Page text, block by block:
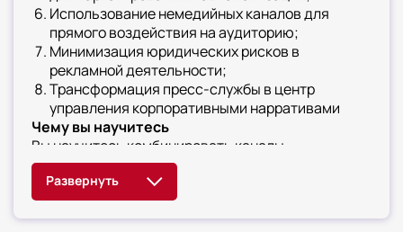
Использование немедийных каналов для
прямого воздействия на аудиторию;
Минимизация юридических рисков в
рекламной деятельности;
Трансформация пресс-службы в центр
управления корпоративными нарративами
Чему вы научитесь
Вы научитесь комбинировать каналы
коммуникации для достижения максимального
охвата и глубины воздействия, освоите
технику создания бренд-платформы и айдентики.
Сможете разрабатывать регламенты и KPI для